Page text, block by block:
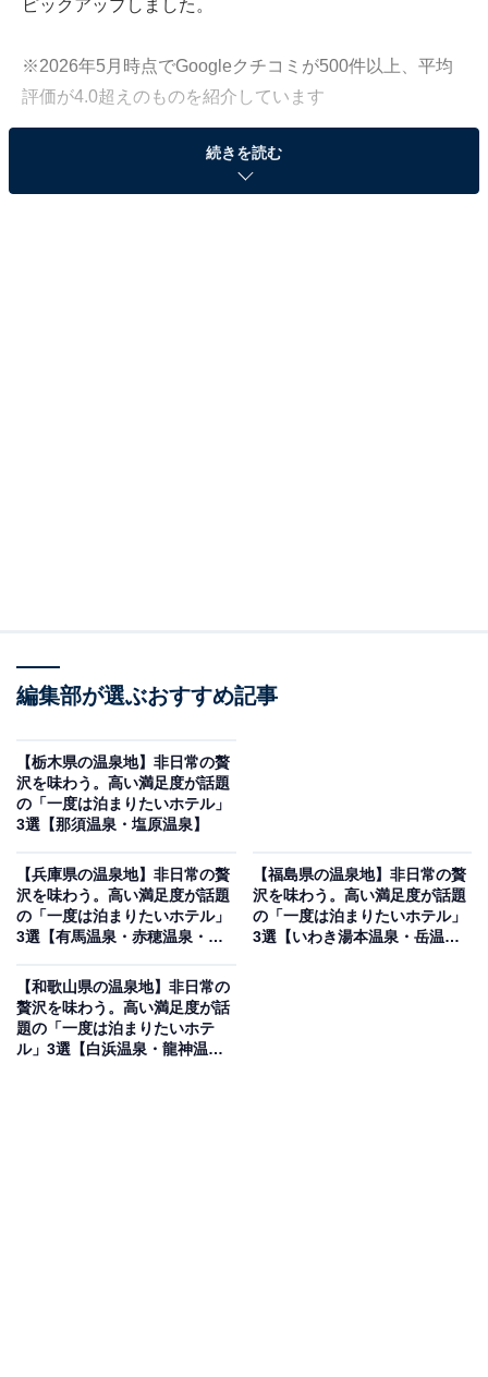
ピックアップしました。
※2026年5月時点でGoogleクチコミが500件以上、平均
評価が4.0超えのものを紹介しています
この記事の執筆者： All About ニュース お買
いもの部
より）
「嬉野温泉 宿屋うちろじ」は、伝統的な和の趣と現代的
なデザインが調和した隠れ家のような宿です。日本三大
美肌の湯に数えられる嬉野の湯を、源泉掛け流しの露天
風呂付き客室や落ち着いた雰囲気の大浴場で存分に堪能
できます。お食事は、佐賀の豊かな山海の幸を活かした
続きを読む
編集部が選ぶおすすめ記事
【栃木県の温泉地】非日常の贅
沢を味わう。高い満足度が話題
の「一度は泊まりたいホテル」
3選【那須温泉・塩原温泉】
【兵庫県の温泉地】非日常の贅
沢を味わう。高い満足度が話題
の「一度は泊まりたいホテル」
3選【有馬温泉・赤穂温泉・城
【福島県の温泉地】非日常の贅
沢を味わう。高い満足度が話題
の「一度は泊まりたいホテル」
3選【いわき湯本温泉・岳温
【和歌山県の温泉地】非日常の
贅沢を味わう。高い満足度が話
題の「一度は泊まりたいホテ
ル」3選【白浜温泉・龍神温